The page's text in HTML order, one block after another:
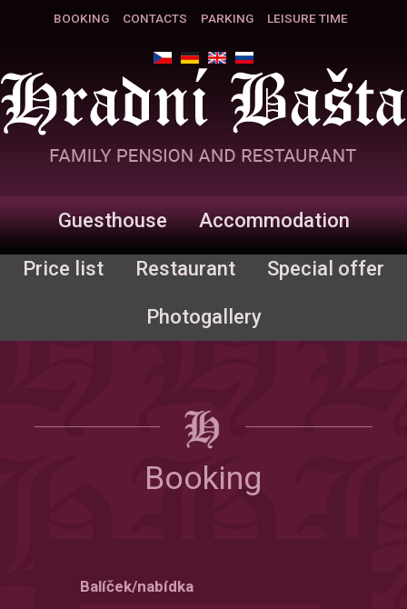
BOOKING CONTACTS PARKING LEISURE TIME
Guesthouse Accommodation
Price list Restaurant Special offer
Photogallery
Booking
Balíček/nabídka